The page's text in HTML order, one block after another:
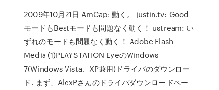
2009年10月21日 AmCap: 動く。 justin.tv: Good
モードもBestモードも問題なく動く！ ustream: い
ずれのモードも問題なく動く！ Adobe Flash
Media (1)PLAYSTATION EyeのWindows
7(Windows Vista、XP兼用)ドライバのダウンロー
ド. まず、AlexPさんのドライバダウンロードペー